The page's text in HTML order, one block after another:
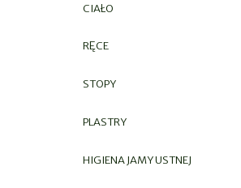
CIAŁO
RĘCE
STOPY
PLASTRY
HIGIENA JAMY USTNEJ